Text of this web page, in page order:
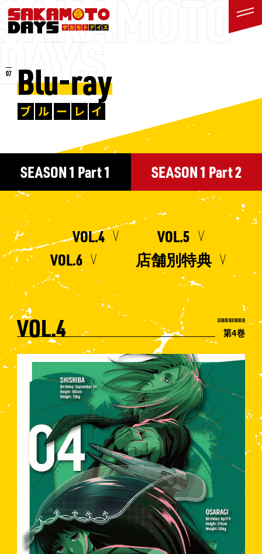
Blu-ray
ブ ル ー レ イ
SEASON 1 Part 1 SEASON 1 Part 2
VOL.4
VOL.5
VOL.6
店舗別特典
VOL.4 第4巻